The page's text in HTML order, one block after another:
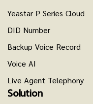
Yeastar P Series Cloud
DID Number
Backup Voice Record
Voice AI
Live Agent Telephony
Solution